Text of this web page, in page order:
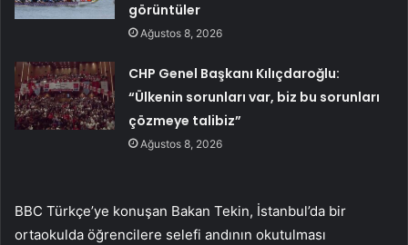
görüntüler
Ağustos 8, 2026
CHP Genel Başkanı Kılıçdaroğlu:
“Ülkenin sorunları var, biz bu sorunları
çözmeye talibiz”
Ağustos 8, 2026
BBC Türkçe’ye konuşan Bakan Tekin, İstanbul’da bir
ortaokulda öğrencilere selefi andının okutulması